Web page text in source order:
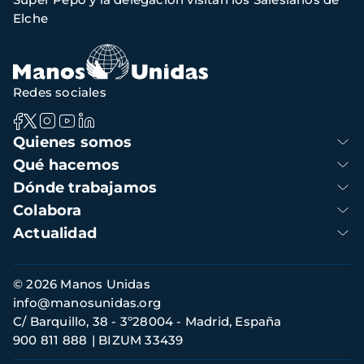
navegación
Elche
Navegación
principal
Quienes somos
Qué hacemos
Dónde trabajamos
Colabora
Actualidad
Redes sociales
Información
de
contacto
© 2026 Manos Unidas
C/ Barquillo, 38 - 3º28004 - Madrid, España
900 811 888
BIZUM 33439
info@manosunidas.org